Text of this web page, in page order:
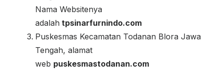
Nama Websitenya
adalah tpsinarfurnindo.com
Puskesmas Kecamatan Todanan Blora Jawa
Tengah, alamat
web puskesmastodanan.com